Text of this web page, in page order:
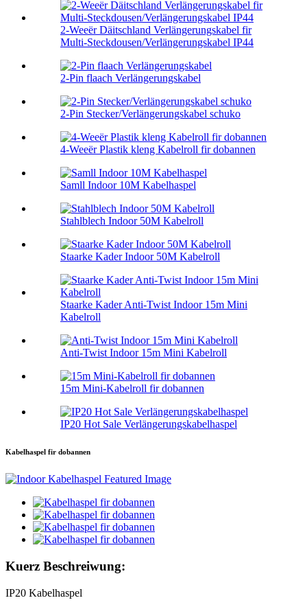
2-Weeër Däitschland Verlängerungskabel fir
Multi-Steckdousen/Verlängerungskabel IP44
2-Pin flaach Verlängerungskabel
2-Pin Stecker/Verlängerungskabel schuko
4-Weeër Plastik kleng Kabelroll fir dobannen
Samll Indoor 10M Kabelhaspel
Stahlblech Indoor 50M Kabelroll
Staarke Kader Indoor 50M Kabelroll
Staarke Kader Anti-Twist Indoor 15m Mini
Kabelroll
Anti-Twist Indoor 15m Mini Kabelroll
15m Mini-Kabelroll fir dobannen
IP20 Hot Sale Verlängerungskabelhaspel
Kabelhaspel fir dobannen
Kuerz Beschreiwung:
IP20 Kabelhaspel